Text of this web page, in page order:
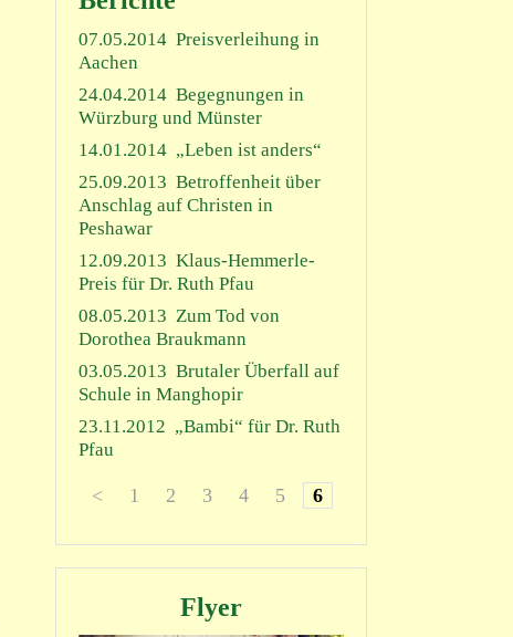
07.05.2014 Preisverleihung in
Aachen
24.04.2014 Begegnungen in
Würzburg und Münster
14.01.2014 „Leben ist anders“
25.09.2013 Betroffenheit über
Anschlag auf Christen in
Peshawar
12.09.2013 Klaus-Hemmerle-
Preis für Dr. Ruth Pfau
08.05.2013 Zum Tod von
Dorothea Braukmann
03.05.2013 Brutaler Überfall auf
Schule in Manghopir
23.11.2012 „Bambi“ für Dr. Ruth
Pfau
< 1 2 3 4 5 6
Flyer